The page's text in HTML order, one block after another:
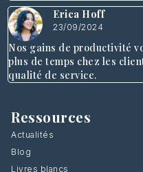
Erica Hoff
23/09/2024
Nos gains de productivité
plus de temps chez les
qualité de service.
Ressources
Actualités
Blog
Livres blancs